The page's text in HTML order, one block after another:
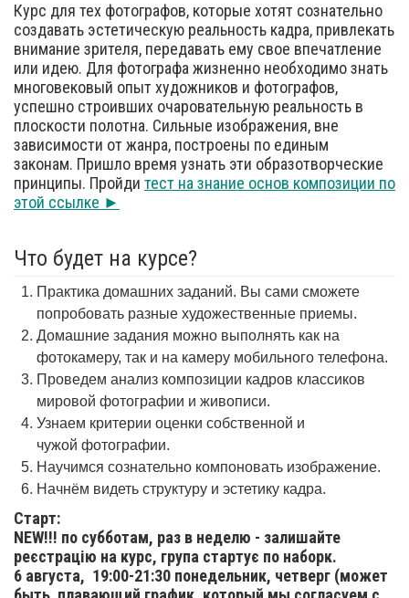
Курс для тех фотографов, которые хотят сознательно
создавать эстетическую реальность кадра, привлекать
внимание зрителя, передавать ему свое впечатление
или идею. Для фотографа жизненно необходимо знать
многовековый опыт художников и фотографов,
успешно строивших очаровательную реальность в
плоскости полотна. Сильные изображения, вне
зависимости от жанра, построены по единым
законам. Пришло время узнать эти образотворческие
принципы. Пройди тест на знание основ композиции по
этой ссылке ►
Что будет на курсе?
Практика домашних заданий. Вы сами сможете
попробовать разные художественные приемы.
Домашние задания можно выполнять как на
фотокамеру, так и на камеру мобильного телефона.
Проведем анализ композиции кадров классиков
мировой фотографии и живописи.
Узнаем критерии оценки собственной и
чужой фотографии.
Научимся сознательно компоновать изображение.
Начнём видеть структуру и эстетику кадра.
Старт:
NEW!!! по субботам, раз в неделю - залишайте
реєстрацію на курс, група стартує по наборк.
6 августа, 19:00-21:30 понедельник, четверг (может